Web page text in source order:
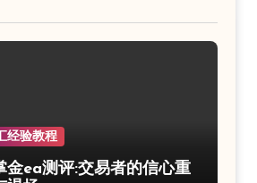
经验教程
金ea测评:交易者的信心重